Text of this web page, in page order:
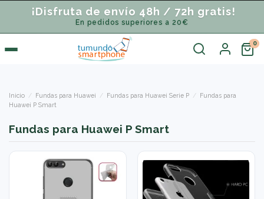
¡Disfruta de envío 48h / 72h gratis!
En pedidos superiores a 20€
Inicio Fundas para Huawei Fundas para Huawei Serie P
Fundas para
Huawei P Smart
Fundas para Huawei P Smart